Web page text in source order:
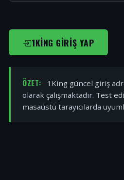
1KING GIRIŞ YAP
ÖZET:
1King güncel giriş
olarak çalışmaktadır. Test
masaüstü tarayıcılarda